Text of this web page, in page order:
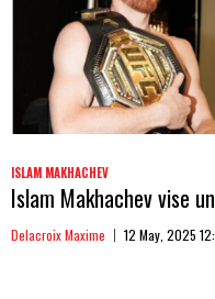
ISLAM MAKHACHEV
Islam Makhachev vise
Delacroix Maxime 12 May, 2025